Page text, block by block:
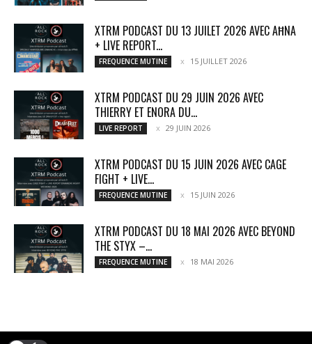
XTRM PODCAST DU 13 JUILET 2026 AVEC AĦNA
+ LIVE REPORT...
FREQUENCE MUTINE 15 JUILLET 2026
XTRM PODCAST DU 29 JUIN 2026 AVEC
THIERRY ET ENORA DU...
LIVE REPORT 29 JUIN 2026
XTRM PODCAST DU 15 JUIN 2026 AVEC CAGE
FIGHT + LIVE...
FREQUENCE MUTINE 15 JUIN 2026
XTRM PODCAST DU 18 MAI 2026 AVEC BEYOND
THE STYX –...
FREQUENCE MUTINE 18 MAI 2026